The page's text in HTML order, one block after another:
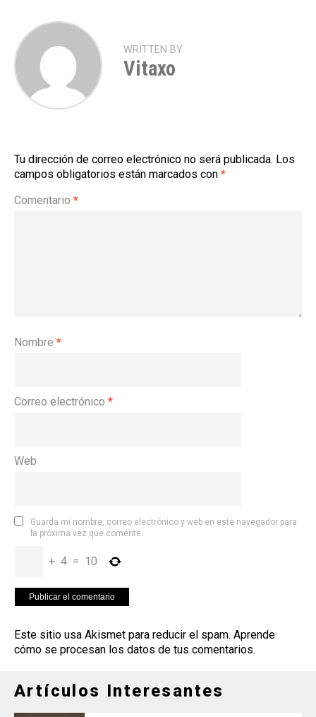
WRITTEN BY
Vitaxo
Tu dirección de correo electrónico no será publicada. Los
campos obligatorios están marcados con *
Comentario *
Nombre *
Correo electrónico *
Web
Guarda mi nombre, correo electrónico y web en este navegador para
la próxima vez que comente.
+ 4 = 10
Este sitio usa Akismet para reducir el spam. Aprende
cómo se procesan los datos de tus comentarios.
Artículos Interesantes